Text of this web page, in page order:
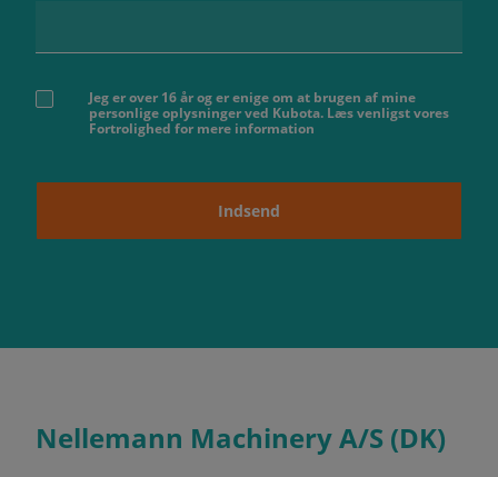
Jeg er over 16 år og er enige om at brugen af ​​mine
personlige oplysninger ved Kubota. Læs venligst vores
Fortrolighed for mere information
Indsend
Nellemann Machinery A/S (DK)